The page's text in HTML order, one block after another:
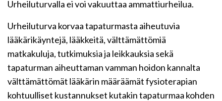
Urheiluturvalla ei voi vakuuttaa ammattiurheilua.
Urheiluturva korvaa tapaturmasta aiheutuvia
lääkärikäyntejä, lääkkeitä, välttämättömiä
matkakuluja, tutkimuksia ja leikkauksia sekä
tapaturman aiheuttaman vamman hoidon kannalta
välttämättömät lääkärin määräämät fysioterapian
kohtuulliset kustannukset kutakin tapaturmaa kohden